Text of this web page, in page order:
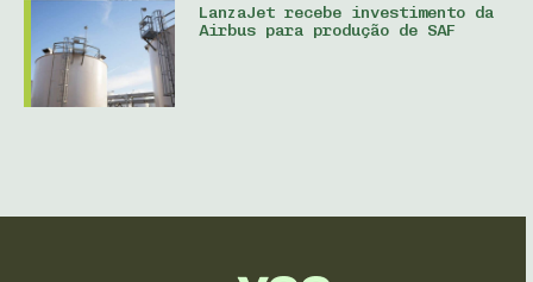
LanzaJet recebe investimento da
Airbus para produção de SAF